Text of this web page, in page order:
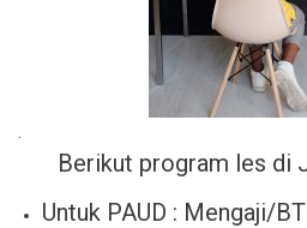
Berikut program les di
Untuk PAUD : Mengaji/